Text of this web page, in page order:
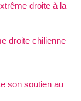
droite à la
droite chilienne
son soutien au